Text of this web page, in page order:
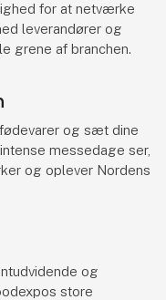
for at netværke
leverandører og
grene af branchen.
og sæt dine
messedage ser,
og oplever Nordens
og
store